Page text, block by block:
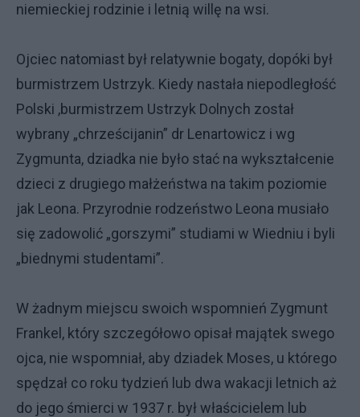
niemieckiej rodzinie i letnią willę na wsi.
Ojciec natomiast był relatywnie bogaty, dopóki był
burmistrzem Ustrzyk. Kiedy nastała niepodległość
Polski ,burmistrzem Ustrzyk Dolnych został
wybrany „chrześcijanin” dr Lenartowicz i wg
Zygmunta, dziadka nie było stać na wykształcenie
dzieci z drugiego małżeństwa na takim poziomie
jak Leona. Przyrodnie rodzeństwo Leona musiało
się zadowolić „gorszymi” studiami w Wiedniu i byli
„biednymi studentami”.
W żadnym miejscu swoich wspomnień Zygmunt
Frankel, który szczegółowo opisał majątek swego
ojca, nie wspomniał, aby dziadek Moses, u którego
spędzał co roku tydzień lub dwa wakacji letnich aż
do jego śmierci w 1937 r. był właścicielem lub